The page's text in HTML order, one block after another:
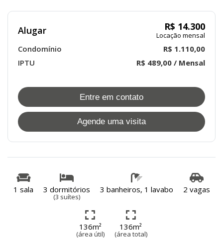
Alugar R$ 14.300
Locação mensal
Condomínio
R$ 1.110,00
IPTU
R$ 489,00 / Mensal
Entre em contato
Agende uma visita
1 sala 3 dormitórios
(3 suítes)
3 banheiros, 1 lavabo 2 vagas
136m²
(área útil)
136m²
(área total)